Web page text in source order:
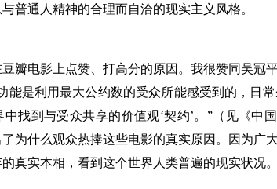
普通人精神的合理而自洽的现实主义风格。
电影上点赞、打高分的原因。我很赞同吴冠
能是利用最大公约数的受众所能感受到的，日
找到与受众共享的价值观‘契约’。”（见《中
为什么观众热捧这些电影的真实原因。因为广
真实本相，看到这个世界人类普遍的现实状况。